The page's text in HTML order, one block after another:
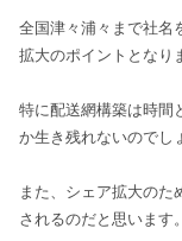
全国津々浦々まで社名
拡大のポイントとなり
特に配送網構築は時間
か生き残れないのでし
また、シェア拡大のた
されるのだと思います。